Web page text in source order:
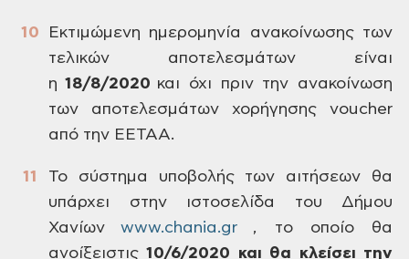
Εκτιμώμενη ημερομηνία ανακοίνωσης των
τελικών αποτελεσμάτων είναι
η 18/8/2020 και όχι πριν την ανακοίνωση
των αποτελεσμάτων χορήγησης voucher
από την ΕΕΤΑΑ.
Το σύστημα υποβολής των αιτήσεων θα
υπάρχει στην ιστοσελίδα του Δήμου
Χανίωνwww.chania.gr , το οποίο θα
ανοίξειστις10/6/2020 και θα κλείσει την